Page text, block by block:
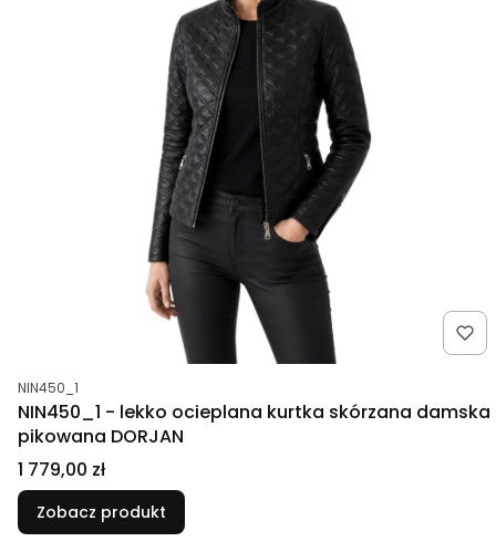
Kod produktu
NIN450_1
NIN450_1 - lekko ocieplana kurtka skórzana damska
pikowana DORJAN
Cena
1 779,00 zł
Zobacz produkt